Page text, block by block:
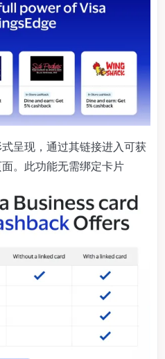
呈现，通过其链接进入可获
。此功能无需绑定卡片